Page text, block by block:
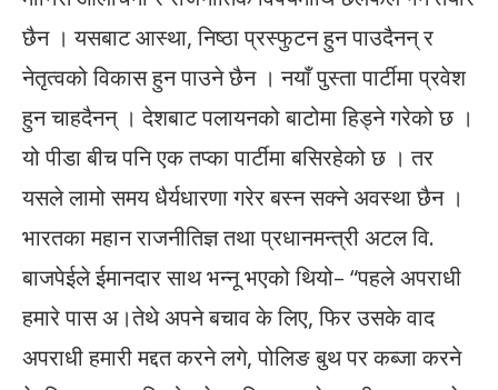
छैन । यसबाट आस्था, निष्ठा प्रस्फुटन हुन पाउदैनन् र
नेतृत्वको विकास हुन पाउने छैन । नयाँ पुस्ता पार्टीमा प्रवेश
हुन चाहदैनन् । देशबाट पलायनको बाटोमा हिड्ने गरेको छ ।
यो पीडा बीच पनि एक तप्का पार्टीमा बसिरहेको छ । तर
यसले लामो समय धैर्यधारणा गरेर बस्न सक्ने अवस्था छैन ।
भारतका महान राजनीतिज्ञ तथा प्रधानमन्त्री अटल वि.
बाजपेईले ईमानदार साथ भन्नू भएको थियो– “पहले अपराधी
हमारे पास अ।तेथे अपने बचाव के लिए, फिर उसके वाद
अपराधी हमारी मद्दत करने लगे, पोलिङ बुथ पर कब्जा करने